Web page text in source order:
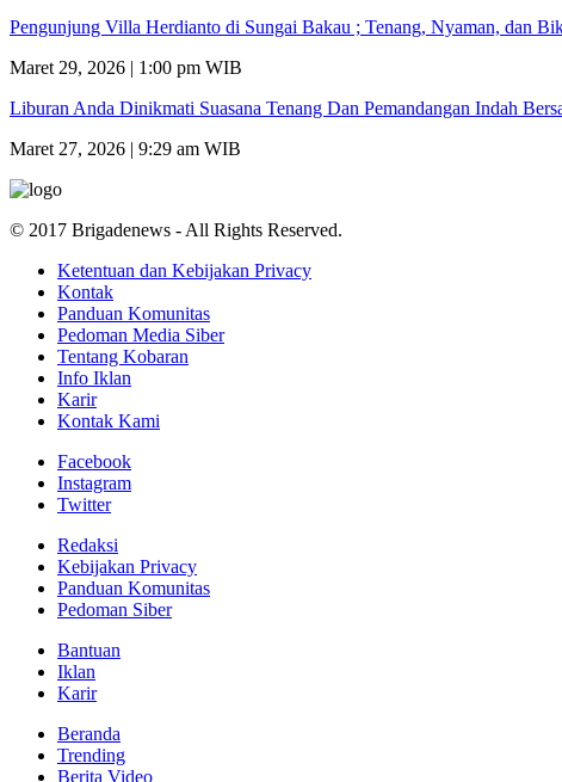
Pengunjung Villa Herdianto di Sungai Bakau ; Tenang, Nyaman, dan
Maret 29, 2026 | 1:00 pm WIB
Liburan Anda Dinikmati Suasana Tenang Dan Pemandangan Indah
Maret 27, 2026 | 9:29 am WIB
© 2017 Brigadenews - All Rights Reserved.
Ketentuan dan Kebijakan Privacy
Kontak
Panduan Komunitas
Pedoman Media Siber
Tentang Kobaran
Info Iklan
Karir
Kontak Kami
Facebook
Instagram
Twitter
Redaksi
Kebijakan Privacy
Panduan Komunitas
Pedoman Siber
Bantuan
Iklan
Karir
Beranda
Trending
Berita Video